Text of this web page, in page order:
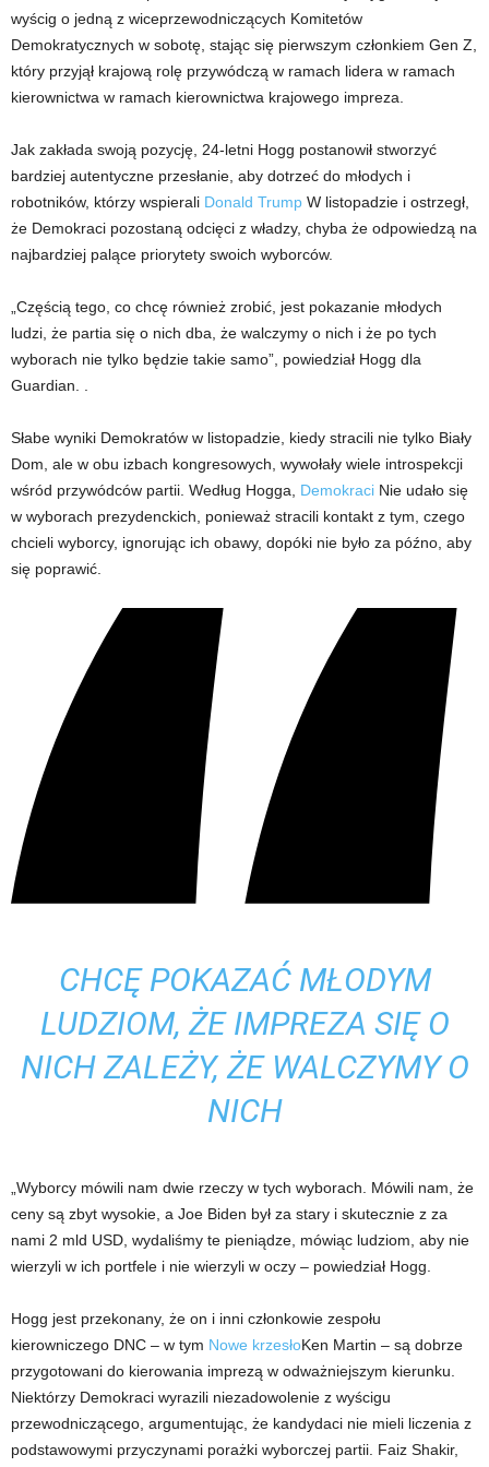
wyścig o jedną z wiceprzewodniczących Komitetów
Demokratycznych w sobotę, stając się pierwszym członkiem Gen Z,
który przyjął krajową rolę przywódczą w ramach lidera w ramach
kierownictwa w ramach kierownictwa krajowego impreza.
Jak zakłada swoją pozycję, 24-letni Hogg postanowił stworzyć
bardziej autentyczne przesłanie, aby dotrzeć do młodych i
robotników, którzy wspierali Donald Trump W listopadzie i ostrzegł,
że Demokraci pozostaną odcięci z władzy, chyba że odpowiedzą na
najbardziej palące priorytety swoich wyborców.
„Częścią tego, co chcę również zrobić, jest pokazanie młodych
ludzi, że partia się o nich dba, że ​​walczymy o nich i że po tych
wyborach nie tylko będzie takie samo”, powiedział Hogg dla
Guardian. .
Słabe wyniki Demokratów w listopadzie, kiedy stracili nie tylko Biały
Dom, ale w obu izbach kongresowych, wywołały wiele introspekcji
wśród przywódców partii. Według Hogga, Demokraci Nie udało się
w wyborach prezydenckich, ponieważ stracili kontakt z tym, czego
chcieli wyborcy, ignorując ich obawy, dopóki nie było za późno, aby
się poprawić.
CHCĘ POKAZAĆ MŁODYM
LUDZIOM, ŻE IMPREZA SIĘ O
NICH ZALEŻY, ŻE WALCZYMY O
NICH
„Wyborcy mówili nam dwie rzeczy w tych wyborach. Mówili nam, że
ceny są zbyt wysokie, a Joe Biden był za stary i skutecznie z za
nami 2 mld USD, wydaliśmy te pieniądze, mówiąc ludziom, aby nie
wierzyli w ich portfele i nie wierzyli w oczy – powiedział Hogg.
Hogg jest przekonany, że on i inni członkowie zespołu
kierowniczego DNC – w tym Nowe krzesłoKen Martin – są dobrze
przygotowani do kierowania imprezą w odważniejszym kierunku.
Niektórzy Demokraci wyrazili niezadowolenie z wyścigu
przewodniczącego, argumentując, że kandydaci nie mieli liczenia z
podstawowymi przyczynami porażki wyborczej partii. Faiz Shakir,